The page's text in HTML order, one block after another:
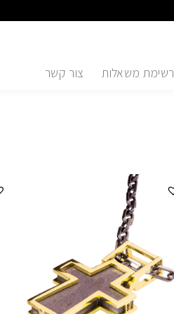
רשימת משאלות צור קשר